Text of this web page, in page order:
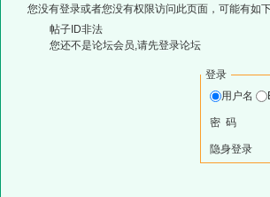
您没有登录或者您没有权限访问此页面，可能有如
帖子ID非法
您还不是论坛会员,请先登录论坛
登录
用户名
密 码
隐身登录